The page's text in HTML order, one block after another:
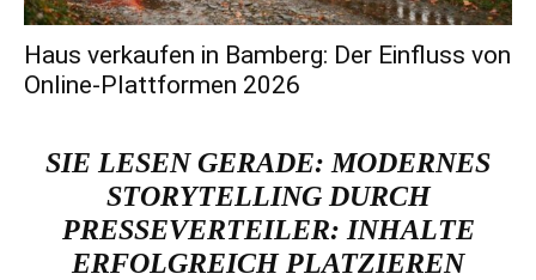
Haus verkaufen in Bamberg: Der Einfluss von
Online-Plattformen 2026
SIE LESEN GERADE: MODERNES
STORYTELLING DURCH
PRESSEVERTEILER: INHALTE
ERFOLGREICH PLATZIEREN